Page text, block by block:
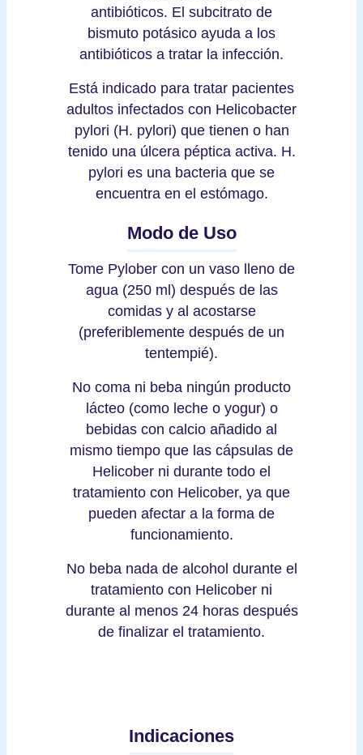
antibióticos. El subcitrato de
bismuto potásico ayuda a los
antibióticos a tratar la infección.
Está indicado para tratar pacientes
adultos infectados con Helicobacter
pylori (H. pylori) que tienen o han
tenido una úlcera péptica activa. H.
pylori es una bacteria que se
encuentra en el estómago.
Modo de Uso
Tome Pylober con un vaso lleno de
agua (250 ml) después de las
comidas y al acostarse
(preferiblemente después de un
tentempié).
No coma ni beba ningún producto
lácteo (como leche o yogur) o
bebidas con calcio añadido al
mismo tiempo que las cápsulas de
Helicober ni durante todo el
tratamiento con Helicober, ya que
pueden afectar a la forma de
funcionamiento.
No beba nada de alcohol durante el
tratamiento con Helicober ni
durante al menos 24 horas después
de finalizar el tratamiento.
Indicaciones